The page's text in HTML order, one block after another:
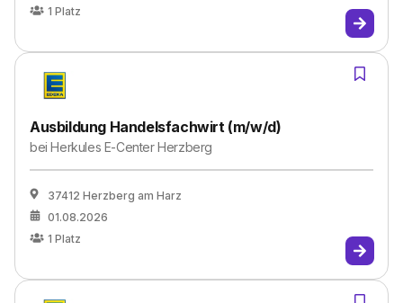
1 Platz
Ausbildung Handelsfachwirt (m/w/d)
beiHerkules E-Center Herzberg
37412 Herzberg am Harz
01.08.2026
1 Platz